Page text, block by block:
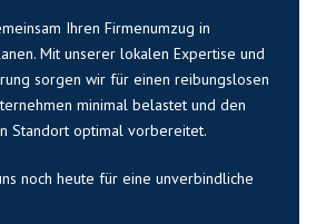
Ihren Firmenumzug in
Mit unserer lokalen Expertise und
sorgen wir für einen reibungslosen
minimal belastet und den
Standort optimal vorbereitet.
noch heute für eine unverbindliche